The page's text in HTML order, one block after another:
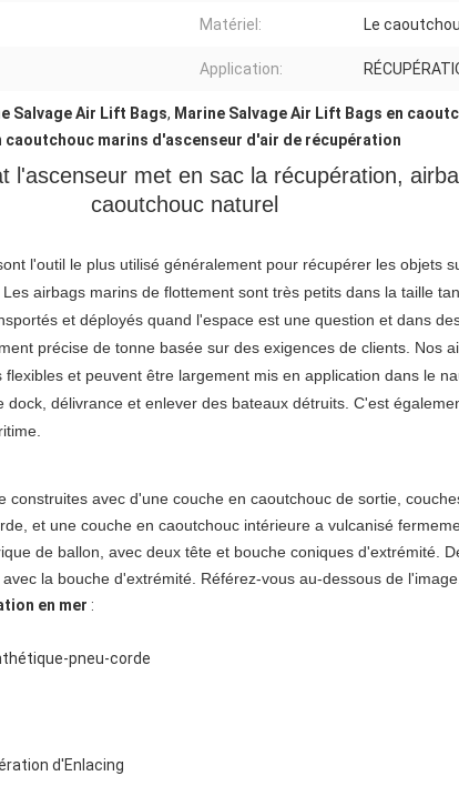
Matériel: Le
Application:
Salvage Air Lift Bags, Marine Salvage Air Lift Bags en
caoutchouc marins d'ascenseur d'air de récupération
l'ascenseur met en sac la récupération,
caoutchouc naturel
l'outil le plus utilisé généralement pour récupérer les objets
airbags marins de flottement sont très petits dans la taille
et déployés quand l'espace est une question et dans
précise de tonne basée sur des exigences de clients. Nos
et peuvent être largement mis en application dans le
dock, délivrance et enlever des bateaux détruits. C'est
construites avec d'une couche en caoutchouc de sortie,
et une couche en caoutchouc intérieure a vulcanisé
de ballon, avec deux tête et bouche coniques d'extrémité.
la bouche d'extrémité. Référez-vous au-dessous de
en mer :
pneu-corde
d'Enlacing